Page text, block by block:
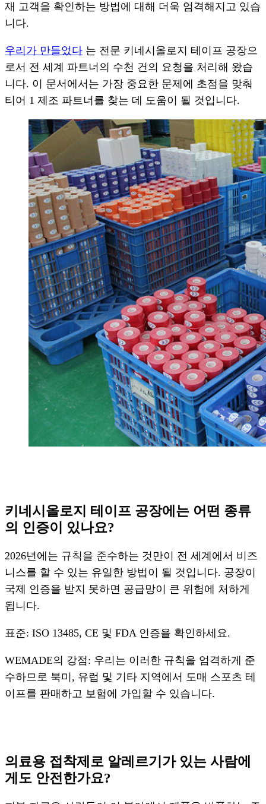
재 고객을 확인하는 방법에 대해 더욱 엄격해지고 있습
니다.
우리가 만들었다 는 전문 키네시올로지 테이프 공장으
로서 전 세계 파트너의 수천 건의 요청을 처리해 왔습
니다. 이 문서에서는 가장 중요한 문제에 초점을 맞춰
티어 1 제조 파트너를 찾는 데 도움이 될 것입니다.
키네시올로지 테이프 공장에는 어떤 종류
의 인증이 있나요?
2026년에는 규칙을 준수하는 것만이 전 세계에서 비즈
니스를 할 수 있는 유일한 방법이 될 것입니다. 공장이
국제 인증을 받지 못하면 공급망이 큰 위험에 처하게
됩니다.
표준: ISO 13485, CE 및 FDA 인증을 확인하세요.
WEMADE의 강점: 우리는 이러한 규칙을 엄격하게 준
수하므로 북미, 유럽 및 기타 지역에서 도매 스포츠 테
이프를 판매하고 보험에 가입할 수 있습니다.
의료용 접착제로 알레르기가 있는 사람에
게도 안전한가요?